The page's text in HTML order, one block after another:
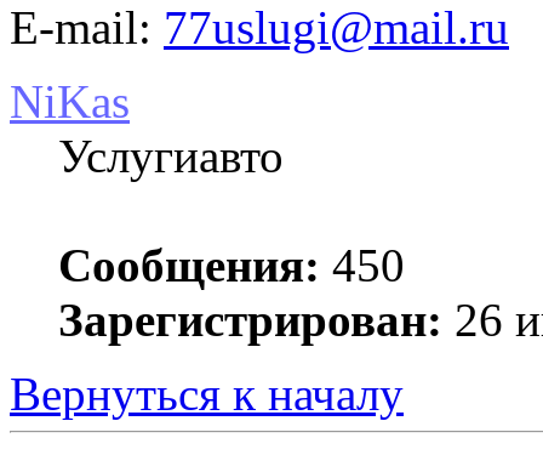
E-mail: 77uslugi@mail.ru
NiKas
Услугиавто
Сообщения: 450
Зарегистрирован: 26
Вернуться к началу